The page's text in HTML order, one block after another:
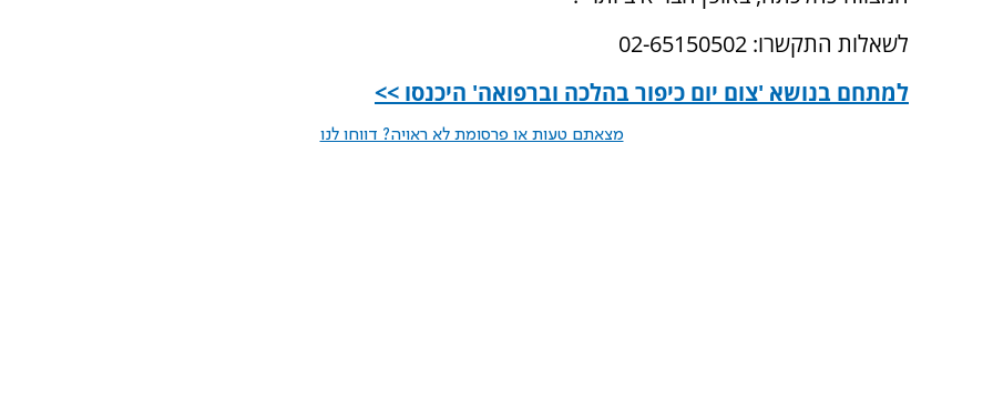
לשאלות התקשרו: 02-65150502
למתחם בנושא 'צום יום כיפור בהלכה וברפואה' היכנסו >>
מצאתם טעות או פרסומת לא ראויה? דווחו לנו